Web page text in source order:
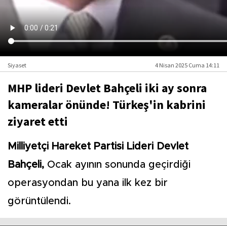
Siyaset 4 Nisan 2025 Cuma 14:11
MHP lideri Devlet Bahçeli iki ay sonra
kameralar önünde! Türkeş'in kabrini
ziyaret etti
Milliyetçi Hareket Partisi Lideri Devlet
Bahçeli, Ocak ayının sonunda geçirdiği
operasyondan bu yana ilk kez bir
görüntülendi.